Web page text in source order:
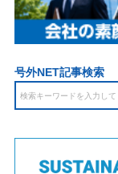
号外NET記事検索